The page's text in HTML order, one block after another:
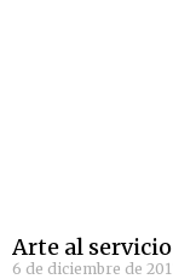
Arte al
6 de diciembre de